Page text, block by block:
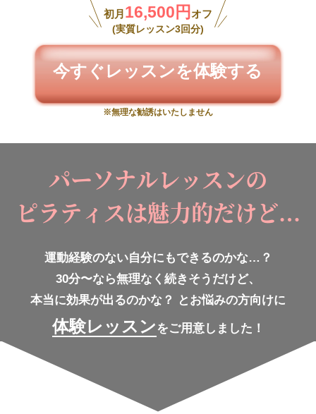
初月 16,500円 オフ
(実質レッスン3回分)
今すぐレッスンを体験する
※無理な勧誘はいたしません
パーソナルレッスンの
ピラティスは魅力的だけど…
運動経験のない自分にもできるのかな…？
30分〜なら無理なく続きそうだけど、
本当に効果が出るのかな？
とお悩みの方向けに
体験レッスン をご用意しました！